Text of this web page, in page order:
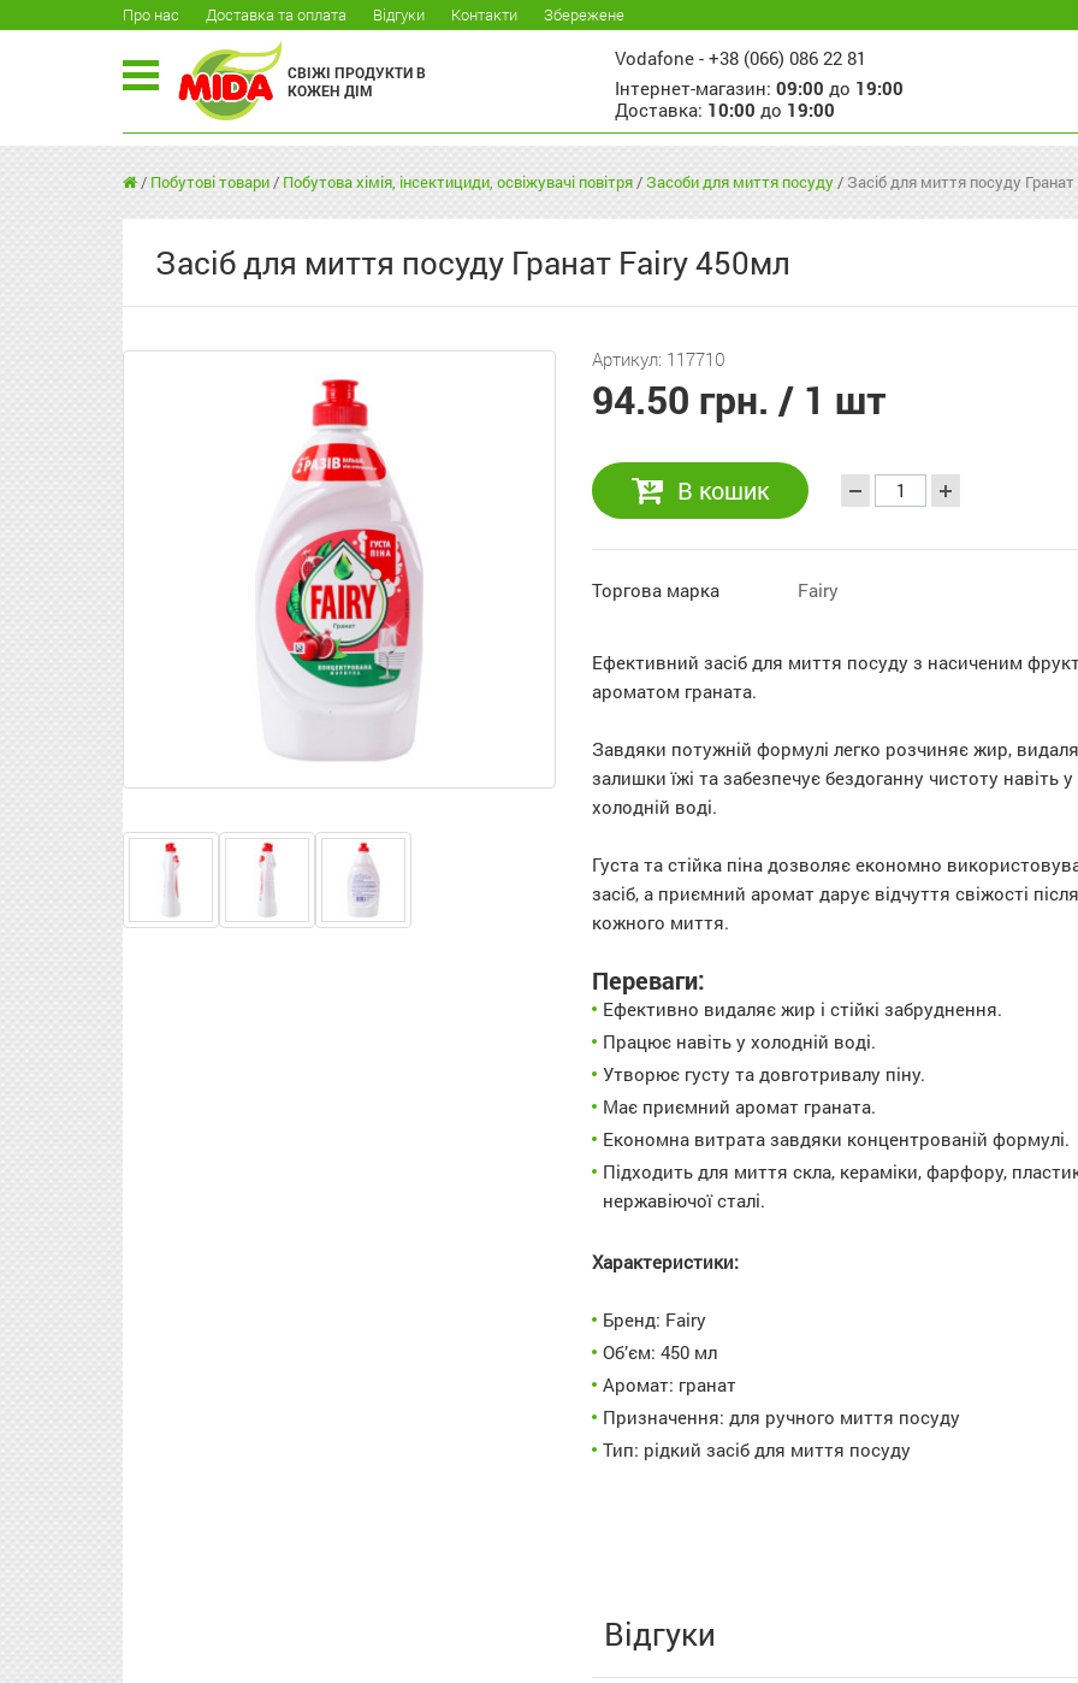
Про нас Доставка та оплата Відгуки Контакти Збережене
СВІЖІ ПРОДУКТИ В
КОЖЕН ДІМ
Vodafone - +38 (066) 086 22 81
Інтернет-магазин: 09:00 до 19:00
Доставка: 10:00 до 19:00
/ Побутові товари/ Побутова хімія, інсектициди, освіжувачі повітря/Засоби для миття посуду/ Засіб для миття посуду
Засіб для миття посуду Гранат Fairy 450мл
Артикул: 117710
94.50 грн. / 1 шт
В кошик
Торгова марка Fairy
Ефективний засіб для миття посуду з насиченим
ароматом граната.
Завдяки потужній формулі легко розчиняє жир,
залишки їжі та забезпечує бездоганну чистоту навіть у
холодній воді.
Густа та стійка піна дозволяє економно
засіб, а приємний аромат дарує відчуття свіжості після
кожного миття.
Переваги:
Ефективно видаляє жир і стійкі забруднення.
Працює навіть у холодній воді.
Утворює густу та довготривалу піну.
Має приємний аромат граната.
Економна витрата завдяки концентрованій формулі.
Підходить для миття скла, кераміки, фарфору,
нержавіючої сталі.
Характеристики:
Бренд: Fairy
Об’єм: 450 мл
Аромат: гранат
Призначення: для ручного миття посуду
Тип: рідкий засіб для миття посуду
Відгуки